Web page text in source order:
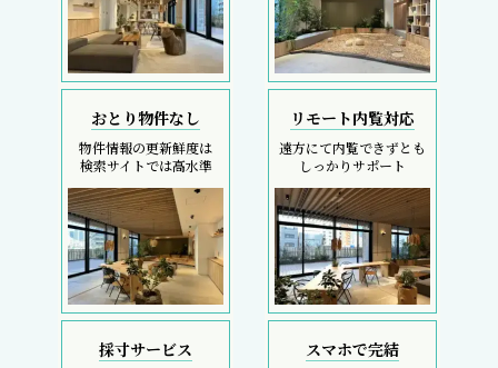
おとり物件なし
物件情報の更新鮮度は
検索サイトでは高水準
リモート内覧対応
遠方にて内覧できずとも
しっかりサポート
採寸サービス スマホで完結